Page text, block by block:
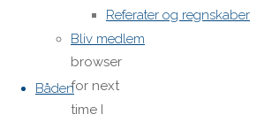
Referater og regnskaber
Bliv medlem
Båden
and site
URL in my
browser
for next
time I